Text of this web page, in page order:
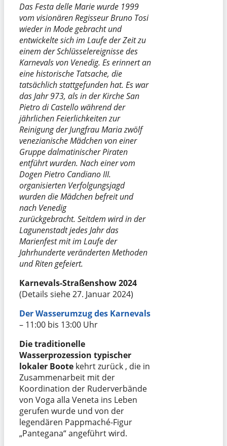
Das Festa delle Marie wurde 1999
vom visionären Regisseur Bruno Tosi
wieder in Mode gebracht und
entwickelte sich im Laufe der Zeit zu
einem der Schlüsselereignisse des
Karnevals von Venedig. Es erinnert an
eine historische Tatsache, die
tatsächlich stattgefunden hat. Es war
das Jahr 973, als in der Kirche San
Pietro di Castello während der
jährlichen Feierlichkeiten zur
Reinigung der Jungfrau Maria zwölf
venezianische Mädchen von einer
Gruppe dalmatinischer Piraten
entführt wurden. Nach einer vom
Dogen Pietro Candiano III.
organisierten Verfolgungsjagd
wurden die Mädchen befreit und
nach Venedig
zurückgebracht. Seitdem wird in der
Lagunenstadt jedes Jahr das
Marienfest mit im Laufe der
Jahrhunderte veränderten Methoden
und Riten gefeiert.
Karnevals-Straßenshow 2024
(Details siehe 27. Januar 2024)
Der Wasserumzug des Karnevals
– 11:00 bis 13:00 Uhr
Die traditionelle
Wasserprozession typischer
lokaler Boote kehrt zurück , die in
Zusammenarbeit mit der
Koordination der Ruderverbände
von Voga alla Veneta ins Leben
gerufen wurde und von der
legendären Pappmaché-Figur
„Pantegana“ angeführt wird.